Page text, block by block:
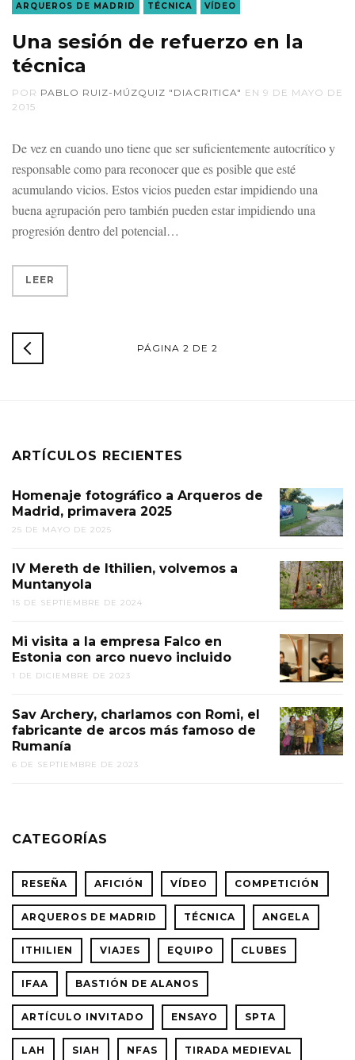
ARQUEROS DE MADRID TÉCNICA VÍDEO
Una sesión de refuerzo en la
técnica
POR PABLO RUIZ-MÚZQUIZ "DIACRITICA" EN 9 DE MAYO DE
2015
De vez en cuando uno tiene que ser suficientemente autocrítico y
responsable como para reconocer que es posible que esté
acumulando vicios. Estos vicios pueden estar impidiendo una
buena agrupación pero también pueden estar impidiendo una
progresión dentro del potencial
LEER
ARTÍCULOS PÁGINA 2 DE 2
ARTÍCULOS RECIENTES
Homenaje fotográfico a Arqueros de
Madrid, primavera 2025
25 DE MAYO DE 2025
IV Mereth de Ithilien, volvemos a
Muntanyola
15 DE SEPTIEMBRE DE 2024
Mi visita a la empresa Falco en
Estonia con arco nuevo incluido
1 DE DICIEMBRE DE 2023
Sav Archery, charlamos con Romi, el
fabricante de arcos más famoso de
Rumanía
6 DE SEPTIEMBRE DE 2023
CATEGORÍAS
RESEÑA AFICIÓN VÍDEO COMPETICIÓN
ARQUEROS DE MADRID TÉCNICA ANGELA
ITHILIEN VIAJES EQUIPO CLUBES
IFAA BASTIÓN DE ALANOS
ARTÍCULO INVITADO ENSAYO SPTA
LAH SIAH NFAS TIRADA MEDIEVAL